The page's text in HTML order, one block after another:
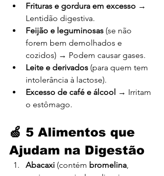
Frituras e gordura em excesso →
Lentidão digestiva.
Feijão e leguminosas (se não
forem bem demolhados e
cozidos) → Podem causar gases.
Leite e derivados (para quem tem
intolerância à lactose).
Excesso de café e álcool → Irritam
o estômago.
🍏 5 Alimentos que
Ajudam na Digestão
Abacaxi (contém bromelina